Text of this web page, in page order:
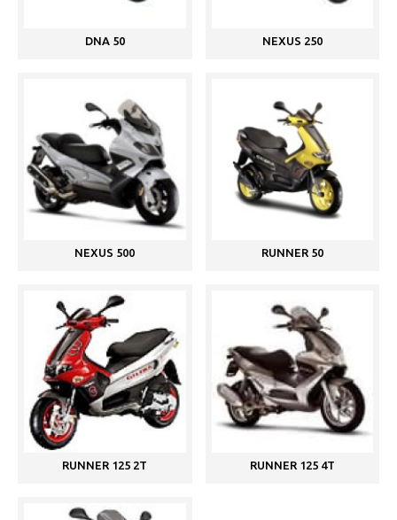
DNA 50 NEXUS 250
NEXUS 500 RUNNER 50
RUNNER 125 2T RUNNER 125 4T